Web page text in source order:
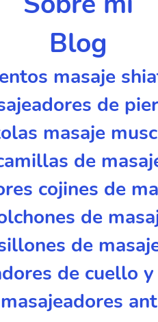
Blog
masaje
de
masaje
de
cojines de
de
de
de cuello